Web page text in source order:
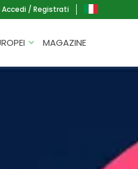
Accedi / Registrati
G.A.D.
MAGAZINE